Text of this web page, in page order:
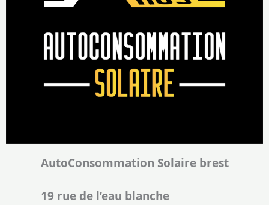
AutoConsommation Solaire brest
19 rue de l’eau blanche